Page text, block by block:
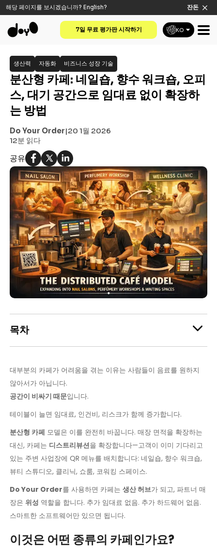
해당 페이지를 보시겠습니까? English? 잔돈
7일 무료 평가판 시작하기 KO
생산력 자동화 비즈니스 성장 기술
분산형 카페: 네일숍, 향수 워크숍, 오피
스, 대기 공간으로 임대료 없이 확장하
는 방법
Do Your Order|20 1월 2026
12분 읽다
공유
목차
대부분의 카페가 어려움을 겪는 이유는 사람들이 음료를 원하지
않아서가 아닙니다.
공간이 비싸기 때문입니다.
테이블이 늘면 임대료, 인건비, 리스크가 함께 증가합니다.
분산형 카페 모델은 이를 완전히 바꿉니다. 매장 면적을 확장하는
대신, 카페는 디스트리뷰션을 확장합니다—고객이 이미 기다리고
있는 주변 사업장에 QR 메뉴를 배치합니다: 네일숍, 향수 워크숍,
뷰티 스튜디오, 클리닉, 쇼룸, 코워킹 스페이스.
Do Your Order를 사용하면 카페는 생산 허브가 되고, 파트너 매
장은 위성 역할을 합니다. 추가 임대료 없음. 추가 하드웨어 없음.
스마트한 소프트웨어만 있으면 됩니다.
이것은 어떤 종류의 카페인가요?